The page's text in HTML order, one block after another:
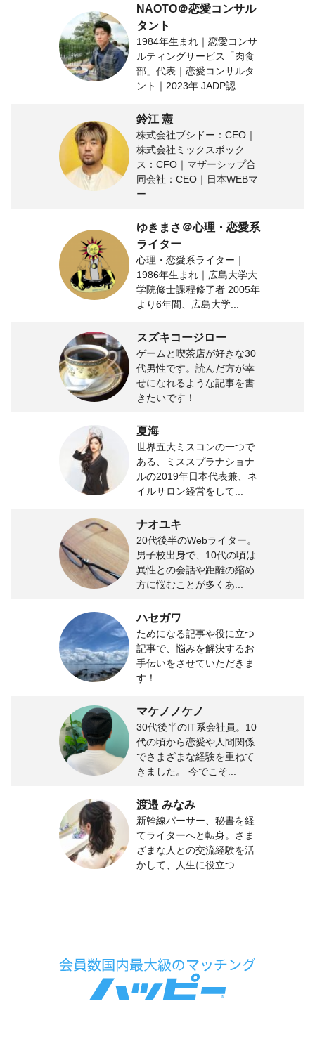
NAOTO＠恋愛コンサル
タント
1984年生まれ｜恋愛コンサ
ルティングサービス「肉食
部」代表｜恋愛コンサルタ
ント｜2023年 JADP認...
鈴江 憲
株式会社ブシドー：CEO｜
株式会社ミックスボック
ス：CFO｜マザーシップ合
同会社：CEO｜日本WEBマ
ー...
ゆきまさ＠心理・恋愛系
ライター
心理・恋愛系ライター｜
1986年生まれ｜広島大学大
学院修士課程修了者 2005年
より6年間、広島大学...
スズキコージロー
ゲームと喫茶店が好きな30
代男性です。読んだ方が幸
せになれるような記事を書
きたいです！
夏海
世界五大ミスコンの一つで
ある、ミススプラナショナ
ルの2019年日本代表兼、ネ
イルサロン経営をして...
ナオユキ
20代後半のWebライター。
男子校出身で、10代の頃は
異性との会話や距離の縮め
方に悩むことが多くあ...
ハセガワ
ためになる記事や役に立つ
記事で、悩みを解決するお
手伝いをさせていただきま
す！
マケノノケノ
30代後半のIT系会社員。10
代の頃から恋愛や人間関係
でさまざまな経験を重ねて
きました。 今でこそ...
渡邉 みなみ
新幹線パーサー、秘書を経
てライターへと転身。さま
ざまな人との交流経験を活
かして、人生に役立つ...